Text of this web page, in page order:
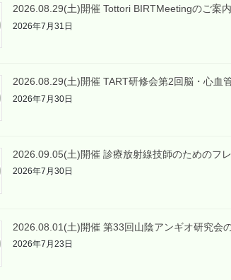
2026.08.29(土)開催 Tottori BIRTMeetingのご案内
2026年7月31日
2026.08.29(土)開催 TART研修会第2回脳・心血
2026年7月30日
2026.09.05(土)開催 診療放射線技師のためのフ
2026年7月30日
2026.08.01(土)開催 第33回山陰アンギオ研究会
2026年7月23日